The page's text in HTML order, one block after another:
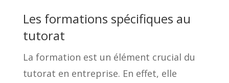
Les formations spécifiques au
tutorat
La formation est un élément crucial du
tutorat en entreprise. En effet, elle